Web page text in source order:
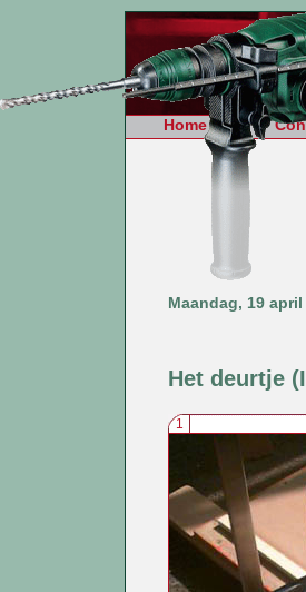
Home
Maandag, 19 april
Het deurtje
1